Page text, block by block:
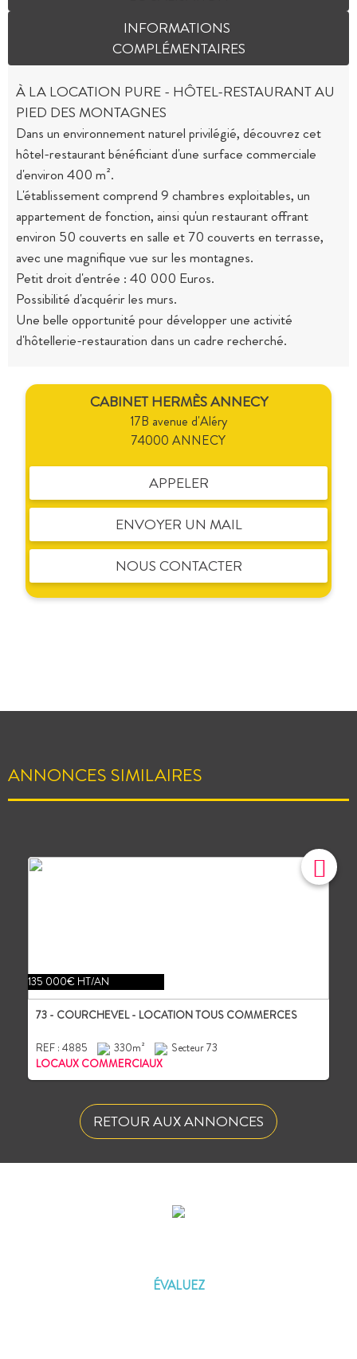
INFORMATIONS
COMPLÉMENTAIRES
À LA LOCATION PURE - HÔTEL-RESTAURANT AU
PIED DES MONTAGNES
Dans un environnement naturel privilégié, découvrez cet
hôtel-restaurant bénéficiant d'une surface commerciale
d'environ 400 m².
L'établissement comprend 9 chambres exploitables, un
appartement de fonction, ainsi qu'un restaurant offrant
environ 50 couverts en salle et 70 couverts en terrasse,
avec une magnifique vue sur les montagnes.
Petit droit d'entrée : 40 000 Euros.
Possibilité d'acquérir les murs.
Une belle opportunité pour développer une activité
d'hôtellerie-restauration dans un cadre recherché.
CABINET HERMÈS ANNECY
17B avenue d'Aléry
74000 ANNECY
APPELER
ENVOYER UN MAIL
NOUS CONTACTER
ANNONCES SIMILAIRES
135 000€ HT/AN
73 - COURCHEVEL - LOCATION TOUS COMMERCES
REF : 4885 330m²
Secteur 73
LOCAUX COMMERCIAUX
RETOUR AUX ANNONCES
ÉVALUEZ